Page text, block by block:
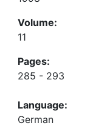
Volume:
11
Pages:
285 - 293
Language:
German